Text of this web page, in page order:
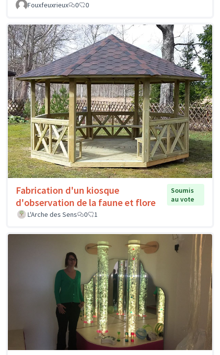
Fouxfeuxrieux
0 0
Fabrication d'un kiosque
d'observation de la faune et flore
Soumis
au vote
L'Arche des Sens
0 1